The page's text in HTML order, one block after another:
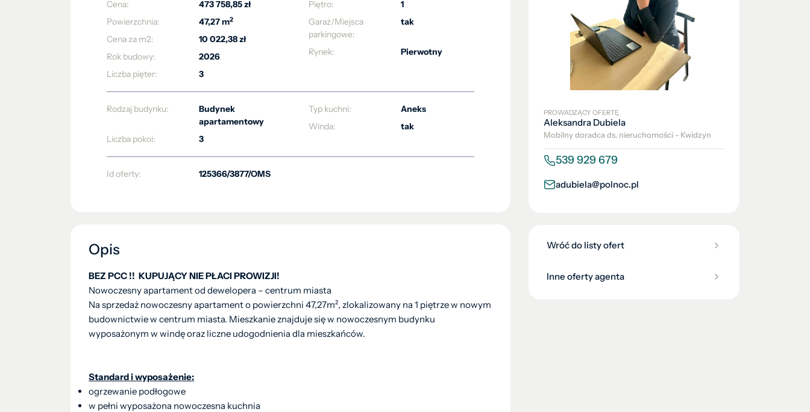
Cena:
473 758,85 zł
Powierzchnia:
47,27 m2
Cena za m2:
10 022,38 zł
Rok budowy:
2026
Liczba pięter:
3
Piętro:
1
Garaż/Miejsca
parkingowe:
tak
Rynek: Pierwotny
Rodzaj budynku:
Budynek
apartamentowy
Liczba pokoi:
3
Typ kuchni:
Aneks
Winda:
tak
Id oferty: 125366/3877/OMS
Opis
BEZ PCC !! KUPUJĄCY NIE PŁACI PROWIZJI!
Nowoczesny apartament od dewelopera – centrum miasta
Na sprzedaż nowoczesny apartament o powierzchni 47,27m², zlokalizowany na 1 piętrze w nowym
budownictwie w centrum miasta. Mieszkanie znajduje się w nowoczesnym budynku
wyposażonym w windę oraz liczne udogodnienia dla mieszkańców.
Standard i wyposażenie:
ogrzewanie podłogowe
w pełni wyposażona nowoczesna kuchnia
PROWADZĄCY OFERTĘ
Aleksandra Dubiela
Mobilny doradca ds. nieruchomości - Kwidzyn
539 929 679
adubiela@polnoc.pl
Wróć do listy ofert
Inne oferty agenta